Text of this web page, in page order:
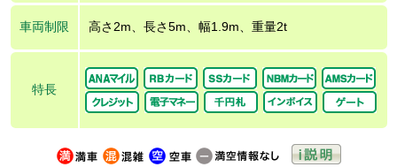
車両制限 高さ2m、長さ5m、幅1.9m、重量2t
特長